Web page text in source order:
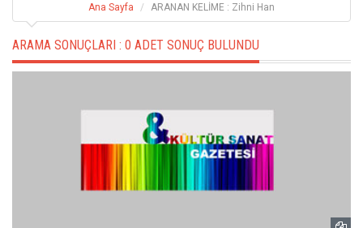
Ana Sayfa ARANAN KELİME : Zihni Han
ARAMA SONUÇLARI : 0 ADET SONUÇ BULUNDU